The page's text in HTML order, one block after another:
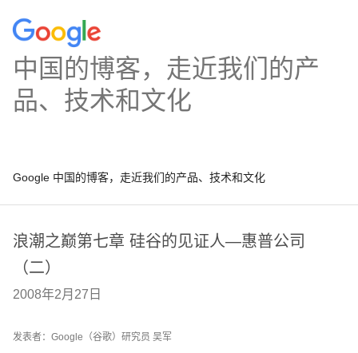
中国的博客，走近我们的产
品、技术和文化
Google 中国的博客，走近我们的产品、技术和文化
浪潮之巅第七章 硅谷的见证人—惠普公司
（二）
2008年2月27日
发表者：Google（谷歌）研究员 吴军